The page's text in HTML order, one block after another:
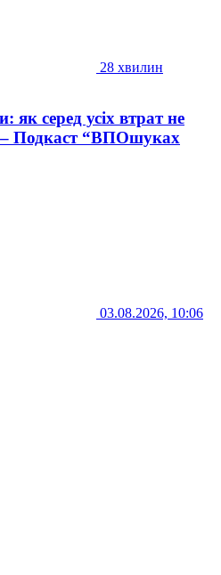
28 хвилин
як серед усіх втрат не
– Подкаст “ВПОшуках
03.08.2026, 10:06